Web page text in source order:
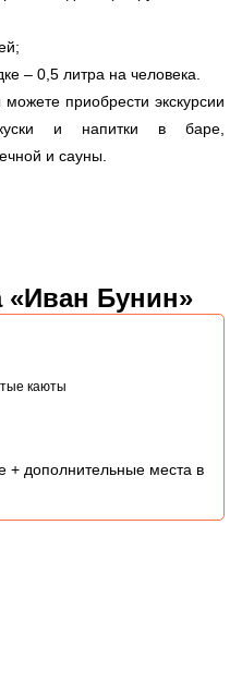
– 0,5 литра на человека.
приобрести экскурсии
и напитки в баре,
и сауны.
«Иван Бунин»
каюты
+ дополнительные места в